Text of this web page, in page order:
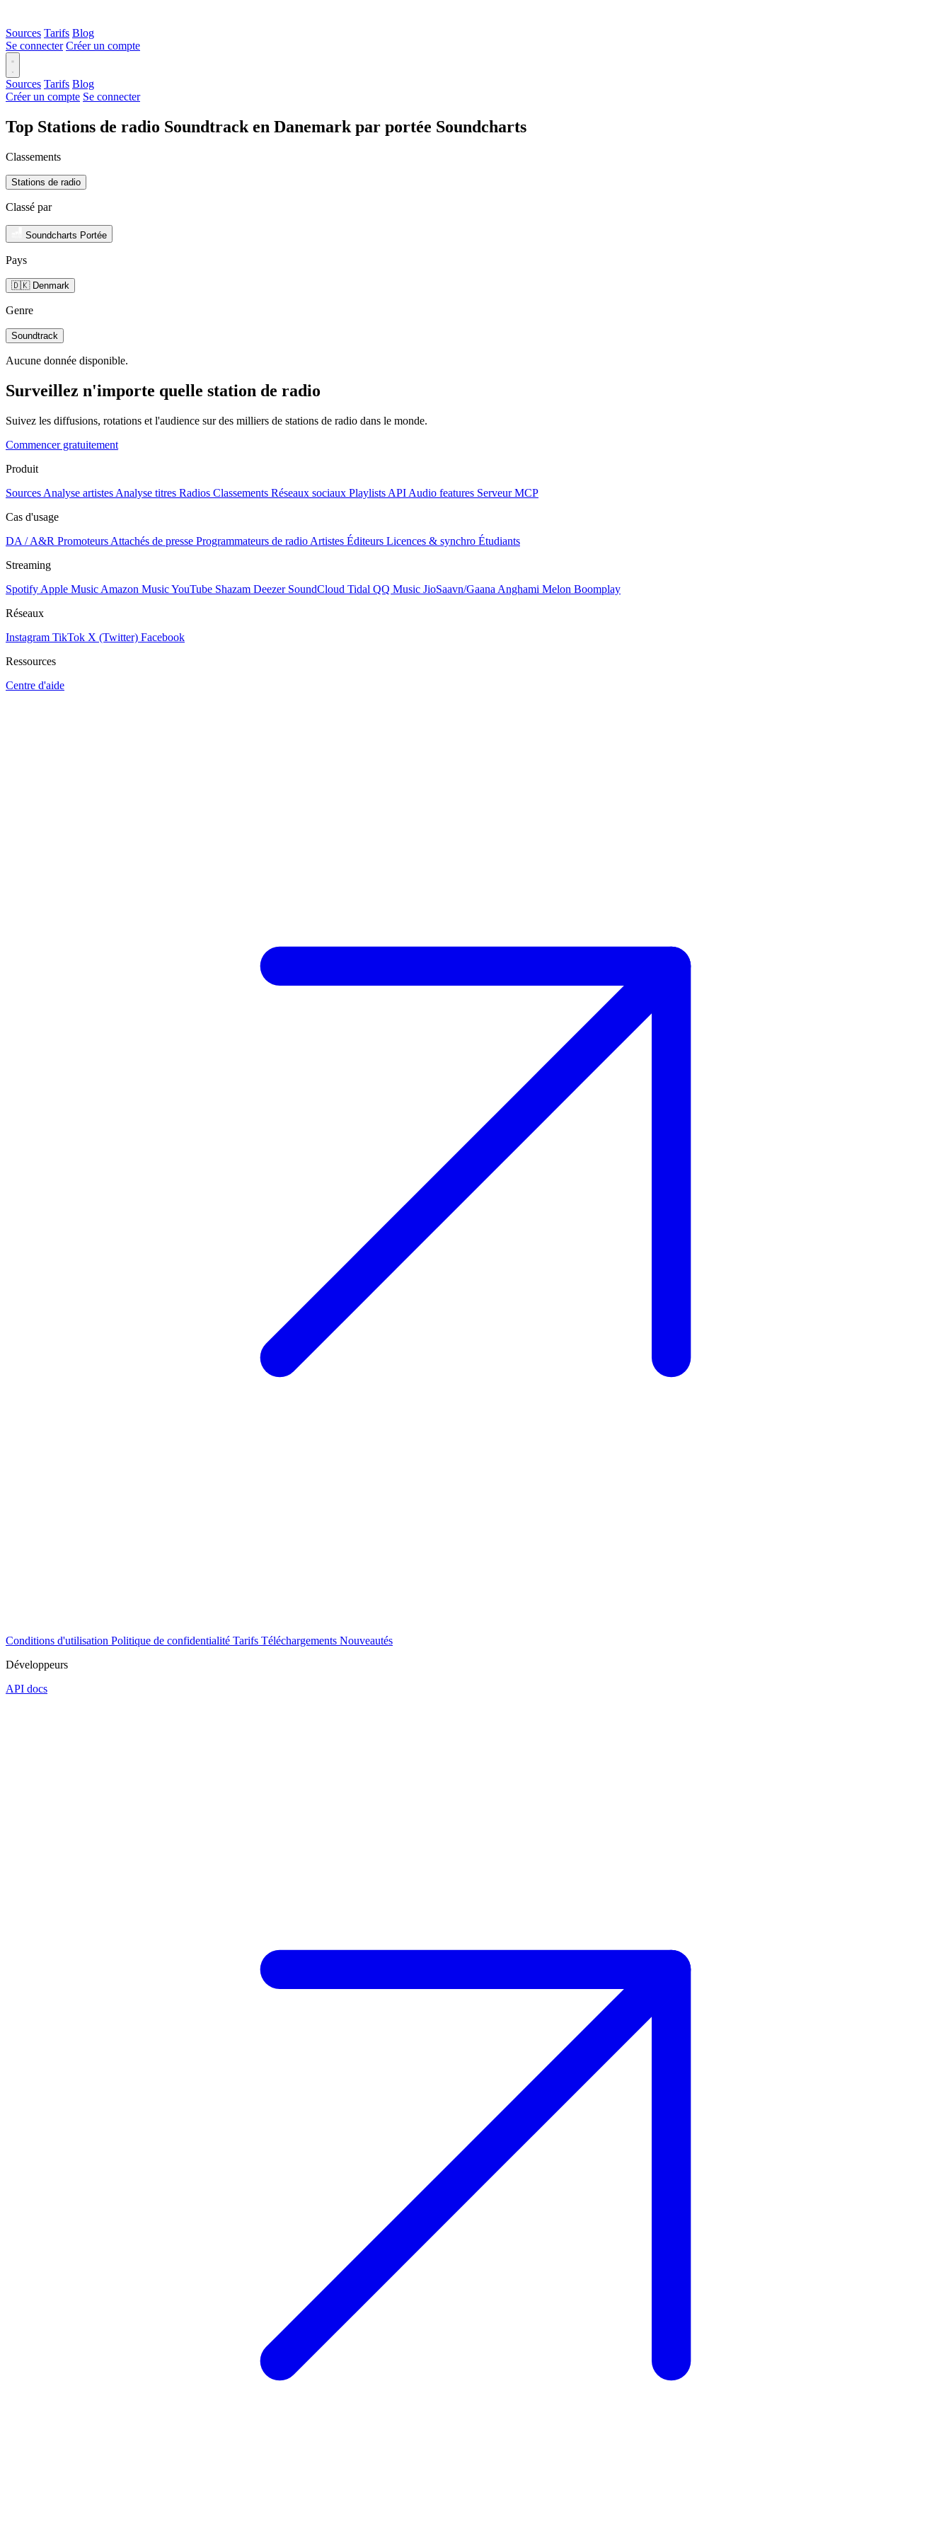
Sources Tarifs Blog
Se connecter Créer un compte
Sources Tarifs Blog
Créer un compte Se connecter
Top Stations de radio Soundtrack en Danemark par portée Soundcharts
Classements
Stations de radio
Classé par
Soundcharts Portée
Pays
🇩🇰 Denmark
Genre
Soundtrack
Aucune donnée disponible.
Surveillez n'importe quelle station de radio
Suivez les diffusions, rotations et l'audience sur des milliers de stations de radio dans le monde.
Commencer gratuitement
Produit
Sources Analyse artistes Analyse titres Radios Classements Réseaux sociaux Playlists API Audio features Serveur MCP
Cas d'usage
DA / A&R Promoteurs Attachés de presse Programmateurs de radio Artistes Éditeurs Licences & synchro Étudiants
Streaming
Spotify Apple Music Amazon MusicYouTube Shazam Deezer SoundCloud Tidal QQ Music JioSaavn/Gaana Anghami Melon Boomplay
Réseaux
Instagram TikTok X (Twitter) Facebook
Ressources
Centre d'aide
Conditions d'utilisation Politique de confidentialité Tarifs Téléchargements Nouveautés
Développeurs
API docs